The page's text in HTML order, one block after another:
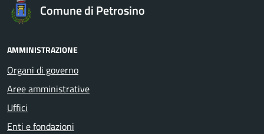
Comune di Petrosino
AMMINISTRAZIONE
Organi di governo
Aree amministrative
Uffici
Enti e fondazioni